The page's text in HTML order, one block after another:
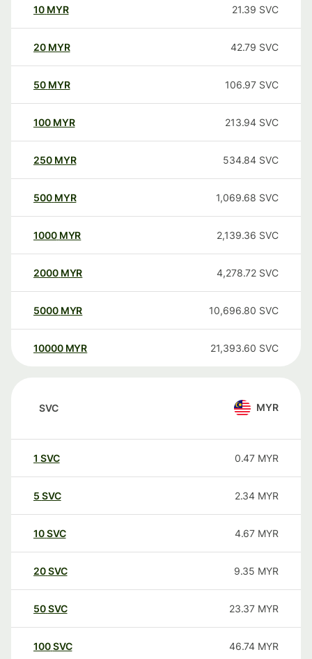
10 MYR 21.39 SVC
20 MYR 42.79 SVC
50 MYR 106.97 SVC
100 MYR 213.94 SVC
250 MYR 534.84 SVC
500 MYR 1,069.68 SVC
1000 MYR 2,139.36 SVC
2000 MYR 4,278.72 SVC
5000 MYR 10,696.80 SVC
10000 MYR 21,393.60 SVC
SVC MYR
1 SVC 0.47 MYR
5 SVC 2.34 MYR
10SVC 4.67 MYR
20SVC 9.35 MYR
50SVC 23.37 MYR
100SVC 46.74 MYR